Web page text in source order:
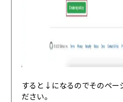
すると↓になるのでそのペー
ださい。